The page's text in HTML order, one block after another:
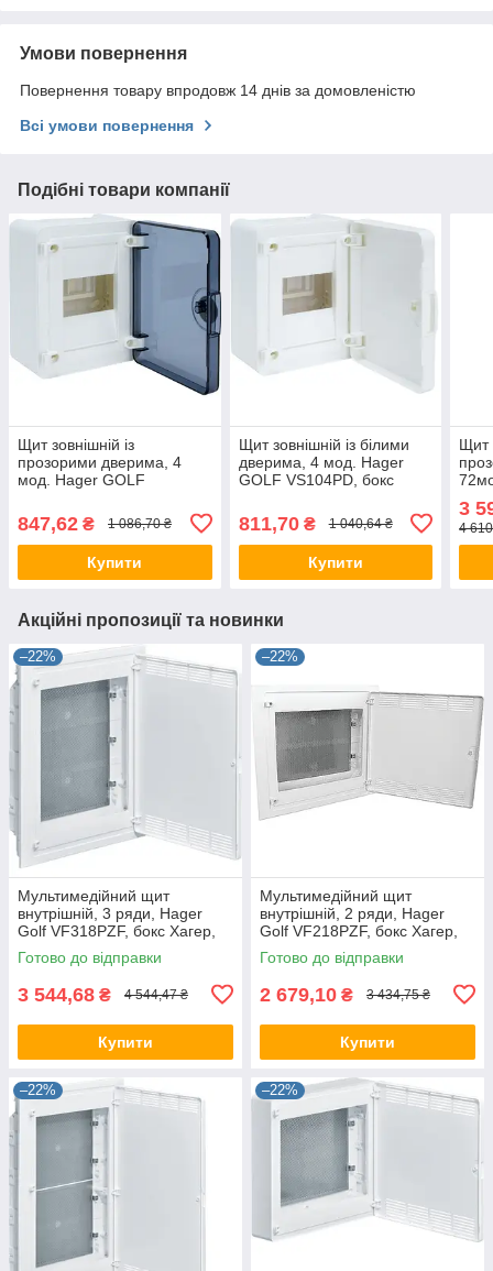
Умови повернення
Повернення товару впродовж 14 днів за домовленістю
Всі умови повернення
Подібні товари компанії
Щит зовнішній із
прозорими дверима, 4
мод. Hager GOLF
шафа розподільна для
автоматів
847,62 ₴ 1 086,70 ₴
Купити
Щит зовнішній із білими
дверима, 4 мод. Hager
GOLF VS104PD, бокс
для автоматів
811,70₴ 1 040,64 ₴
Купити
Щит
3
4
Акційні пропозиції та новинки
–22%
Мультимедійний щит
внутрішній, 3 ряди, Hager
Golf VF318PZF, бокс Хагер,
шафа розподільна
мультимедія
Готово до відправки
3 544,68 ₴ 4 544,47 ₴
Купити
–22%
Мультимедійний щит
внутрішній, 2 ряди, Hager
Golf VF218PZF, бокс Хагер,
шафа розподільна
мультимедія
Готово до відправки
2 679,10 ₴ 3 434,75 ₴
Купити
–22% –22%